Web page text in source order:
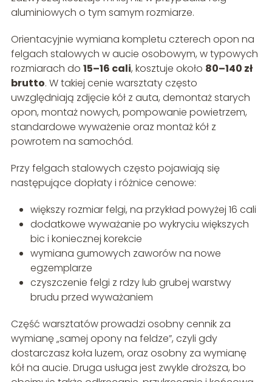
aluminiowych o tym samym rozmiarze.
Orientacyjnie wymiana kompletu czterech opon na
felgach stalowych w aucie osobowym, w typowych
rozmiarach do 15–16 cali, kosztuje około 80–140 zł
brutto. W takiej cenie warsztaty często
uwzględniają zdjęcie kół z auta, demontaż starych
opon, montaż nowych, pompowanie powietrzem,
standardowe wyważenie oraz montaż kół z
powrotem na samochód.
Przy felgach stalowych często pojawiają się
następujące dopłaty i różnice cenowe:
większy rozmiar felgi, na przykład powyżej 16 cali
dodatkowe wyważanie po wykryciu większych
bic i koniecznej korekcie
wymiana gumowych zaworów na nowe
egzemplarze
czyszczenie felgi z rdzy lub grubej warstwy
brudu przed wyważaniem
Część warsztatów prowadzi osobny cennik za
wymianę „samej opony na feldze”, czyli gdy
dostarczasz koła luzem, oraz osobny za wymianę
kół na aucie. Druga usługa jest zwykle droższa, bo